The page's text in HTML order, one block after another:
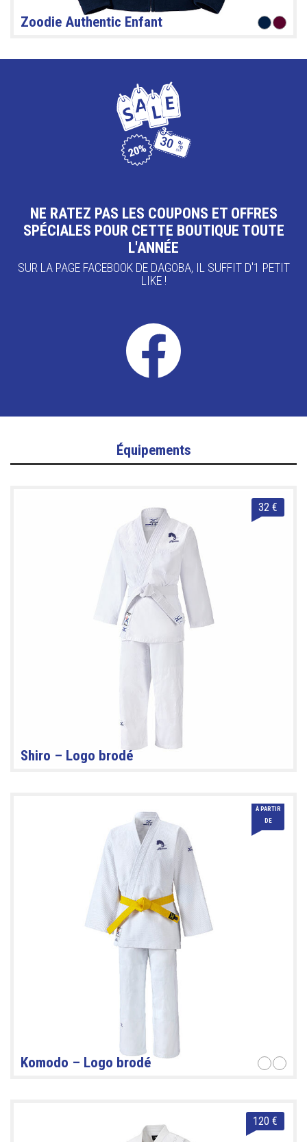
Zoodie Authentic Enfant
NE RATEZ PAS LES COUPONS ET OFFRES
SPÉCIALES POUR CETTE BOUTIQUE TOUTE
L'ANNÉE
SUR LA PAGE FACEBOOK DE DAGOBA, IL SUFFIT D'1 PETIT
LIKE !
Équipements
32 €
Shiro – Logo brodé
À PARTIR
DE
45 €
Komodo – Logo brodé
120 €